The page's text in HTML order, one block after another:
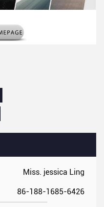
Miss. jessica Ling
86-188-1685-6426